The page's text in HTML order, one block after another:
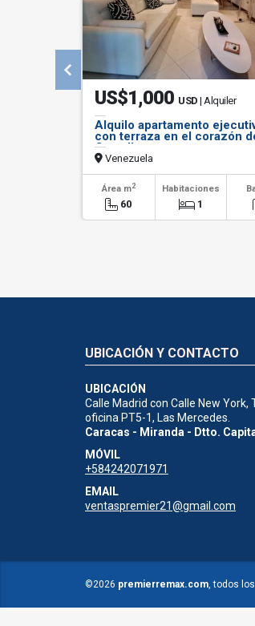
US$1,000 USD | Alquiler
Alquilo apartamento
con terraza en el corazón
Castella
Venezuela
Área m2
60
Habitaciones
1
UBICACIÓN Y CONTACTO
UBICACIÓN
Calle Madrid con Calle New York,
oficina PT5-1, Las Mercedes.
Caracas - Miranda - Dtto.
MÓVIL
+584242071971
EMAIL
ventaspremier21@gmail.com
©2026 premierremax.com, todos